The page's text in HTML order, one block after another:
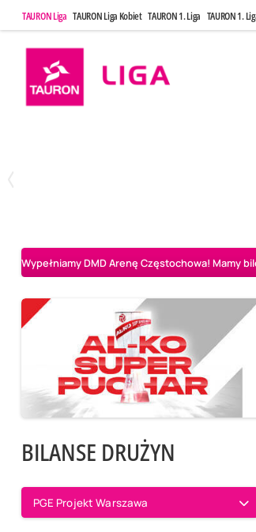
TAURON Liga TAURON Liga Kobiet TAURON 1. Liga TAURON 1.
Wypełniamy DMD Arenę Częstochowa! Mamy
BILANSE DRUŻYN
PGE Projekt Warszawa